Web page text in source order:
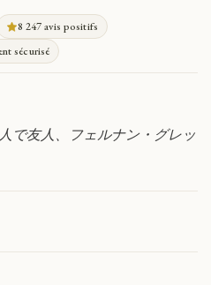
8 247 avis positifs
sécurisé
で友人、フェルナン・グレッ